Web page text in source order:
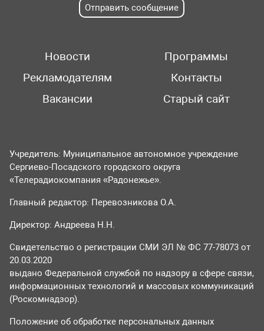
Отправить сообщение
Новости
Программы
Рекламодателям
Контакты
Вакансии
Старый сайт
Учредитель: Муниципальное автономное учреждение
Сергиево-Посадского городского округа
«Телерадиокомпания «Радонежье».
Главный редактор: Перевозникова О.А.
Директор: Андреева Н.Н.
Свидетельство о регистрации СМИ ЭЛ № ФС 77-78073 от
20.03.2020
выдано Федеральной службой по надзору в сфере связи,
информационных технологий и массовых коммуникаций
(Роскомнадзор).
Положение об обработке персональных данных